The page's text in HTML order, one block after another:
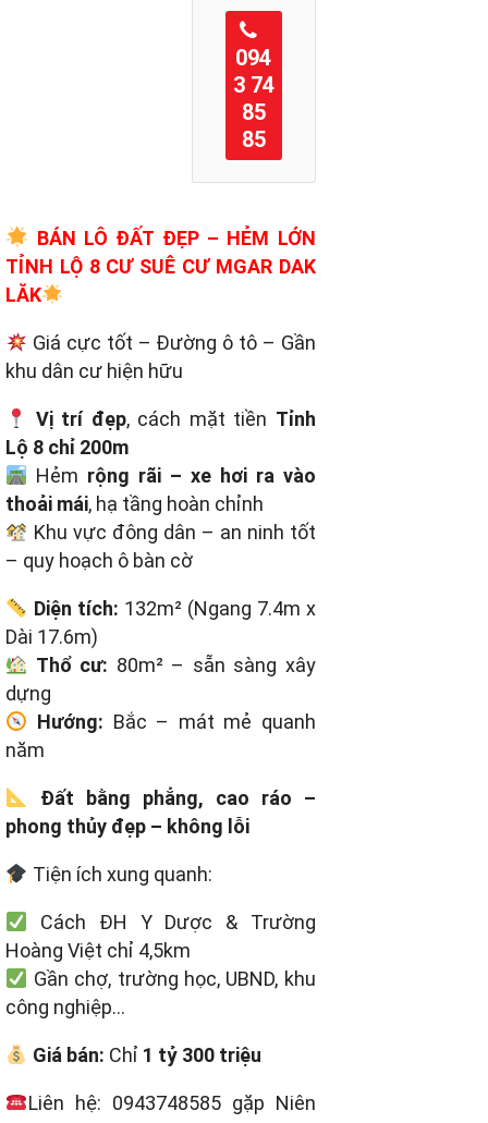
094
3 74
85
85
BÁN LÔ ĐẤT ĐẸP – HẺM LỚN
TỈNH LỘ 8 CƯ SUÊ CƯ MGAR DAK
LĂK
Giá cực tốt – Đường ô tô – Gần
khu dân cư hiện hữu
Vị trí đẹp, cách mặt tiền Tỉnh
Lộ 8 chỉ 200m
Hẻm rộng rãi – xe hơi ra vào
thoải mái, hạ tầng hoàn chỉnh
Khu vực đông dân – an ninh tốt
– quy hoạch ô bàn cờ
Diện tích: 132m² (Ngang 7.4m x
Dài 17.6m)
Thổ cư: 80m² – sẵn sàng xây
dựng
Hướng: Bắc – mát mẻ quanh
năm
Đất bằng phẳng, cao ráo –
phong thủy đẹp – không lỗi
Tiện ích xung quanh:
Cách ĐH Y Dược & Trường
Hoàng Việt chỉ 4,5km
Gần chợ, trường học, UBND, khu
công nghiệp…
Giá bán: Chỉ 1 tỷ 300 triệu
Liên hệ: 0943748585 gặp Niên